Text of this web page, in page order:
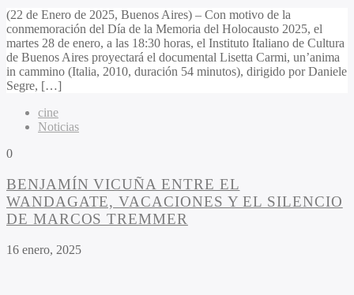
(22 de Enero de 2025, Buenos Aires) – Con motivo de la
conmemoración del Día de la Memoria del Holocausto 2025, el
martes 28 de enero, a las 18:30 horas, el Instituto Italiano de Cultura
de Buenos Aires proyectará el documental Lisetta Carmi, un’anima
in cammino (Italia, 2010, duración 54 minutos), dirigido por Daniele
Segre, […]
cine
Noticias
0
BENJAMÍN VICUÑA ENTRE EL
WANDAGATE, VACACIONES Y EL SILENCIO
DE MARCOS TREMMER
16 enero, 2025